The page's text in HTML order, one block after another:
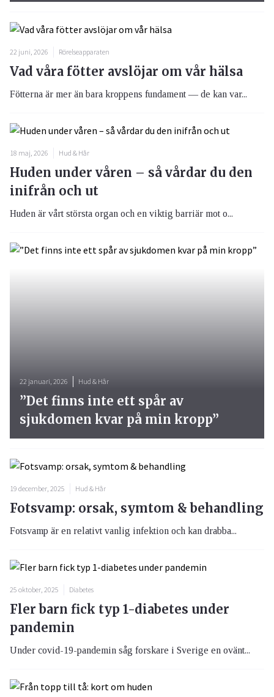
22 juni, 2026 Rörelseapparaten
Vad våra fötter avslöjar om vår hälsa
Fötterna är mer än bara kroppens fundament — de kan var...
18 maj, 2026 Hud & Hår
Huden under våren – så vårdar du den
inifrån och ut
Huden är vårt största organ och en viktig barriär mot o...
22 januari, 2026 Hud & Hår
”Det finns inte ett spår av
sjukdomen kvar på min kropp”
19 december, 2025 Hud & Hår
Fotsvamp: orsak, symtom & behandling
Fotsvamp är en relativt vanlig infektion och kan drabba...
25 oktober, 2025 Diabetes
Fler barn fick typ 1-diabetes under
pandemin
Under covid-19-pandemin såg forskare i Sverige en ovänt...